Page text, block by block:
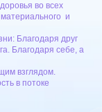
во всех
и
Благодаря друг
Благодаря себе, а
взглядом.
в потоке